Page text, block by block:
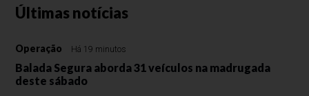
Últimas notícias
Operação Há 19 minutos
Balada Segura aborda 31 veículos na madrugada
deste sábado